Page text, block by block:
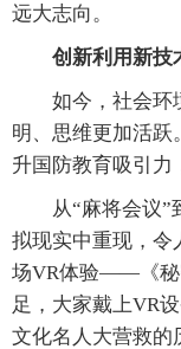
远大志向。
创新利用新技
如今，社会环境
明、思维更加活跃
升国防教育吸引力
从“麻将会议”到
拟现实中重现，
场VR体验——《秘
足，大家戴上VR
文化名人大营救的